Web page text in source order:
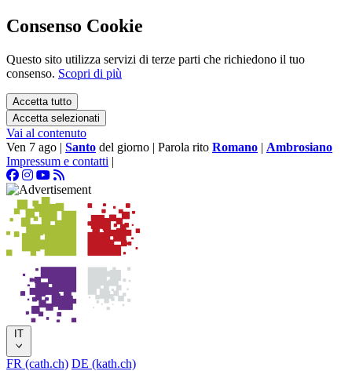
Consenso Cookie
Questo sito utilizza servizi di terze parti che richiedono il tuo
consenso. Scopri di più
Accetta tutto
Accetta selezionati
Vai al contenuto
Ven 7 ago | Santo del giorno | Parola rito Romano | Ambrosiano
Impressum e contatti |
IT
FR (cath.ch) DE (kath.ch)